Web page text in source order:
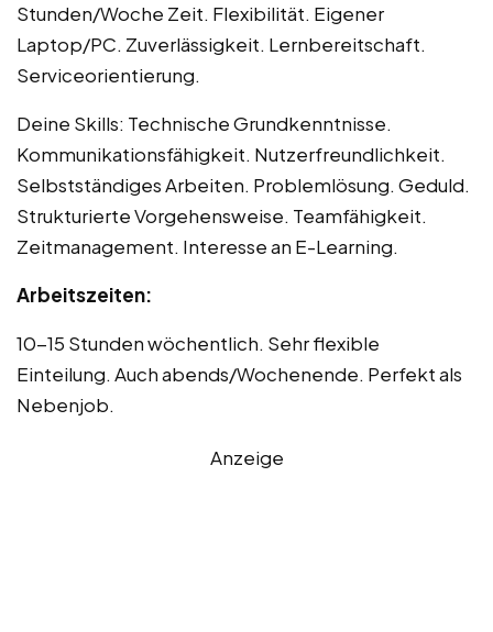
Stunden/Woche Zeit. Flexibilität. Eigener
Laptop/PC. Zuverlässigkeit. Lernbereitschaft.
Serviceorientierung.
Deine Skills: Technische Grundkenntnisse.
Kommunikationsfähigkeit. Nutzerfreundlichkeit.
Selbstständiges Arbeiten. Problemlösung. Geduld.
Strukturierte Vorgehensweise. Teamfähigkeit.
Zeitmanagement. Interesse an E-Learning.
Arbeitszeiten:
10-15 Stunden wöchentlich. Sehr flexible
Einteilung. Auch abends/Wochenende. Perfekt als
Nebenjob.
Anzeige